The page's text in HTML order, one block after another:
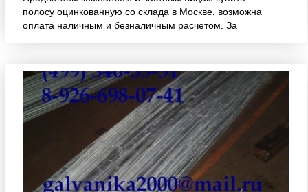
полосу оцинкованную со склада в Москве, возможна
оплата наличным и безналичным расчетом. За